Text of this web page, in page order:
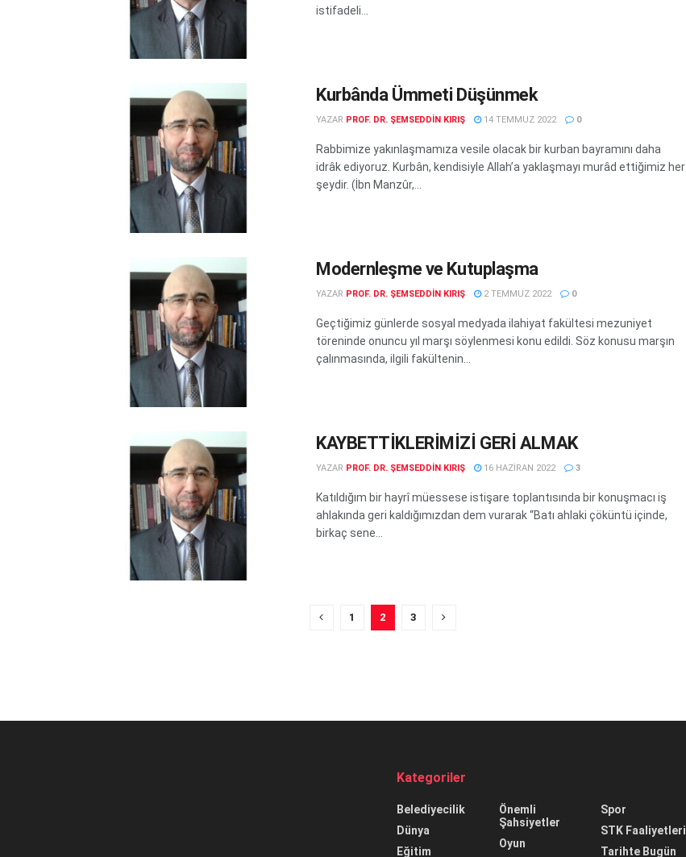
istifadeli...
Kurbânda Ümmeti Düşünmek
YAZAR PROF. DR. ŞEMSEDDIN KIRIŞ 14 TEMMUZ 2022 0
Rabbimize yakınlaşmamıza vesile olacak bir kurban bayramını daha
idrâk ediyoruz. Kurbân, kendisiyle Allah’a yaklaşmayı murâd ettiğimiz her
şeydir. (İbn Manzûr,...
Modernleşme ve Kutuplaşma
YAZAR PROF. DR. ŞEMSEDDIN KIRIŞ 2 TEMMUZ 2022 0
Geçtiğimiz günlerde sosyal medyada ilahiyat fakültesi mezuniyet
töreninde onuncu yıl marşı söylenmesi konu edildi. Söz konusu marşın
çalınmasında, ilgili fakültenin...
KAYBETTİKLERİMİZİ GERİ ALMAK
YAZAR PROF. DR. ŞEMSEDDIN KIRIŞ 16 HAZIRAN 2022 3
Katıldığım bir hayrî müessese istişare toplantısında bir konuşmacı iş
ahlakında geri kaldığımızdan dem vurarak “Batı ahlaki çöküntü içinde,
birkaç sene...
1 2 3
Kategoriler
Belediyecilik
Dünya
Eğitim
Önemli
Şahsiyetler
Oyun
Spor
STK Faaliyetleri
Tarihte Bugün